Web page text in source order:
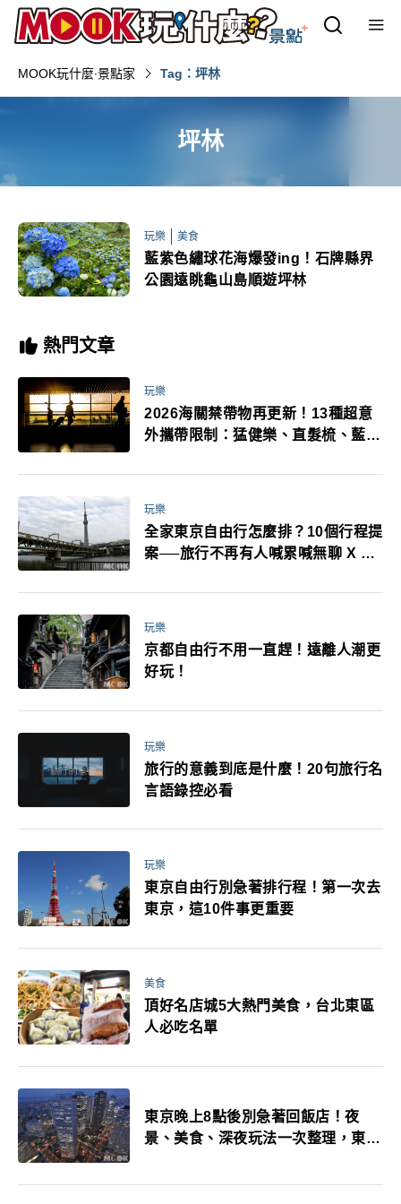
MOOK玩什麼‧景點家 Tag：坪林
坪林
玩樂 美食
藍紫色繡球花海爆發ing！石牌縣界
公園遠眺龜山島順遊坪林
熱門文章
玩樂
2026海關禁帶物再更新！13種超意
外攜帶限制：猛健樂、直髮梳、藍牙
萬！注意事項一次看！
玩樂
全家東京自由行怎麼排？10個行程提
案──旅行不再有人喊累喊無聊 X 爸
玩樂
京都自由行不用一直趕！遠離人潮更
好玩！
玩樂
旅行的意義到底是什麼！20句旅行名
言語錄控必看
玩樂
東京自由行別急著排行程！第一次去
東京，這10件事更重要
美食
頂好名店城5大熱門美食，台北東區
人必吃名單
東京晚上8點後別急著回飯店！夜
景、美食、深夜玩法一次整理，東京